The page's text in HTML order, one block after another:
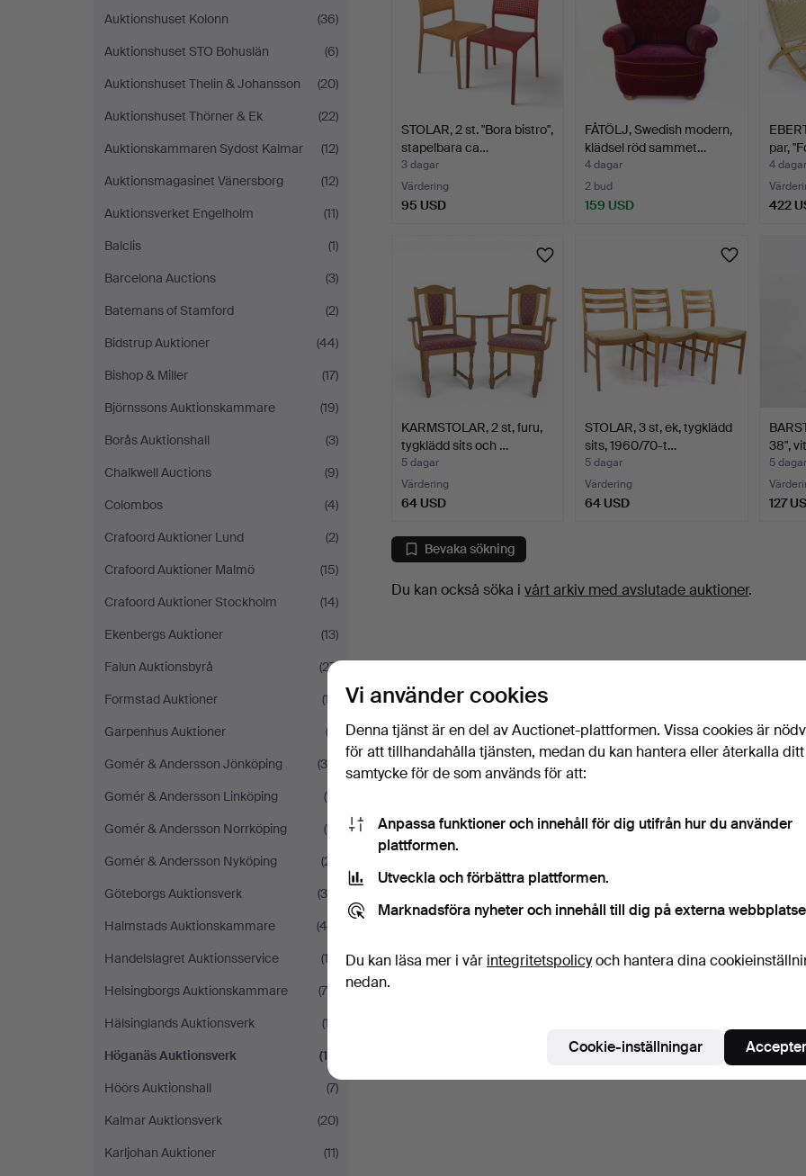
Auktionshuset Kolonn
(36)
Auktionshuset STO Bohuslän
(6)
Auktionshuset Thelin & Johansson
(20)
Auktionshuset Thörner & Ek
(22)
Auktionskammaren Sydost Kalmar
(12)
Auktionsmagasinet Vänersborg
(12)
Auktionsverket Engelholm
(11)
Balclis
(1)
Barcelona Auctions
(3)
Batemans of Stamford
(2)
Bidstrup Auktioner
(44)
Bishop & Miller
(17)
Björnssons Auktionskammare
(19)
Borås Auktionshall
(3)
Chalkwell Auctions
(9)
Colombos
(4)
Crafoord Auktioner Lund
(2)
Crafoord Auktioner Malmö
(15)
Crafoord Auktioner Stockholm
(14)
Ekenbergs Auktioner
(13)
Falun Auktionsbyrå
(27)
Formstad Auktioner
(17)
Garpenhus Auktioner
(2)
Gomér & Andersson Jönköping
(36)
Gomér & Andersson Linköping
(11)
Gomér & Andersson Norrköping
(11)
Gomér & Andersson Nyköping
(21)
Göteborgs Auktionsverk
(38)
Halmstads Auktionskammare
(44)
Handelslagret Auktionsservice
(12)
Helsingborgs Auktionskammare
(70)
Hälsinglands Auktionsverk
(17)
Höganäs Auktionsverk
(12)
Höörs Auktionshall
(7)
Kalmar Auktionsverk
(20)
Karljohan Auktioner
(11)
STOLAR, 2 st. "Bora bistro",
stapelbara ca…
3 dagar
Värdering
95 USD
FÅTÖLJ, Swedish modern,
klädsel röd sammet…
4 dagar
2 bud
159 USD
par,
4 dagar
422
KARMSTOLAR, 2 st, furu,
tygklädd sits och …
5 dagar
Värdering
64 USD
STOLAR, 3 st, ek, tygklädd
sits, 1960/70-t…
5 dagar
Värdering
64 USD
38",
5 dagar
127
Bevaka sökning
Du kan också söka ivårt arkiv med avslutade auktioner.
Vi använder cookies
Denna tjänst är en del av Auctionet-plattformen. Vissa cookies är
för att tillhandahålla tjänsten, medan du kan hantera eller återkalla ditt
samtycke för de som används för att:
Anpassa funktioner och innehåll för dig utifrån hur du använder
plattformen.
Utveckla och förbättra plattformen.
Marknadsföra nyheter och innehåll till dig på externa
Du kan läsa mer i vår integritetspolicyoch hantera dina
nedan.
Cookie-inställningar